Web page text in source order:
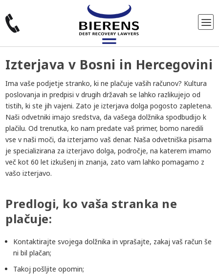
Izterjava v Bosni in Hercegovini
Ima vaše podjetje stranko, ki ne plačuje vaših računov? Kultura
poslovanja in predpisi v drugih državah se lahko razlikujejo od
tistih, ki ste jih vajeni. Zato je izterjava dolga pogosto zapletena.
Naši odvetniki imajo sredstva, da vašega dolžnika spodbudijo k
plačilu. Od trenutka, ko nam predate vaš primer, bomo naredili
vse v naši moči, da izterjamo vaš denar. Naša odvetniška pisarna
je specializirana za izterjavo dolga, področje, na katerem imamo
več kot 60 let izkušenj in znanja, zato vam lahko pomagamo z
vašo izterjavo.
Predlogi, ko vaša stranka ne
plačuje:
Kontaktirajte svojega dolžnika in vprašajte, zakaj vaš račun še
ni bil plačan;
Takoj pošljite opomin;